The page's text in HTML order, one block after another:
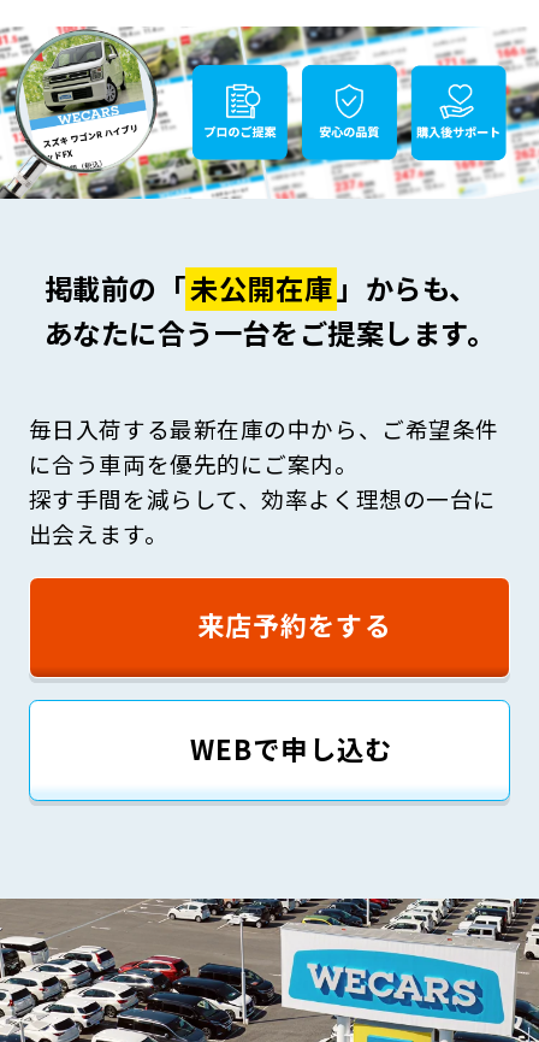
掲載前の「未公開在庫」からも、
あなたに合う一台をご提案します。
毎日入荷する最新在庫の中から、ご希望条件
に合う車両を優先的にご案内。
探す手間を減らして、効率よく理想の一台に
出会えます。
来店予約をする
WEBで申し込む